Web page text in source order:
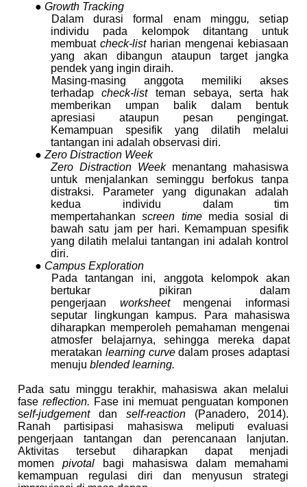
● Growth Tracking
Dalam durasi formal enam minggu,setiap
individu pada kelompok ditantang untuk
membuatcheck-list harian mengenai kebiasaan
yang akan dibangun ataupun target jangka
pendek yang ingin diraih.
Masing-masing anggota memiliki akses
terhadapcheck-list teman sebaya, serta hak
memberikan umpan balik dalam bentuk
apresiasi ataupun pesan pengingat.
Kemampuan spesifik yang dilatih melalui
tantangan ini adalah observasi diri.
● Zero Distraction Week
Zero Distraction Week menantang mahasiswa
untuk menjalankan seminggu berfokus tanpa
distraksi. Parameter yang digunakan adalah
kedua individu dalam tim
mempertahankanscreen time media sosial di
bawah satu jam per hari. Kemampuan spesifik
yang dilatih melalui tantangan ini adalah kontrol
diri.
● Campus Exploration
Pada tantangan ini, anggota kelompok akan
bertukar pikiran dalam
pengerjaan worksheet mengenai informasi
seputar lingkungan kampus. Para mahasiswa
diharapkan memperoleh pemahaman mengenai
atmosfer belajarnya, sehingga mereka dapat
meratakan learning curvedalam proses adaptasi
menujublended learning.
Pada satu minggu terakhir, mahasiswa akan melalui
fase reflection. Fase ini memuat penguatan komponen
self-judgement dan self-reaction (Panadero, 2014).
Ranah partisipasi mahasiswa meliputi evaluasi
pengerjaan tantangan dan perencanaan lanjutan.
Aktivitas tersebut diharapkan dapat menjadi
momen pivotal
bagi mahasiswa dalam memahami
kemampuan regulasi diri dan menyusun strategi